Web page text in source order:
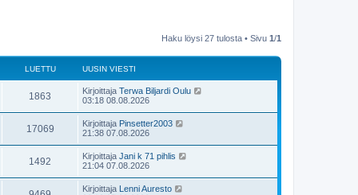
Haku löysi 27 tulosta • Sivu 1/1
LUETTU UUSIN VIESTI
1863
u
t
U
u
n
v
i
e
s
t
Kirjoittaja Terwa Biljardi Oulu
03:18 08.08.2026
17069L
u
U
u
n
v
i
e
Kirjoittaja Pinsetter2003
21:38 07.08.2026
1492
u
U
u
n
Kirjoittaja Jani k 71 pihlis
21:04 07.08.2026
U
Kirjoittaja Lenni Auresto